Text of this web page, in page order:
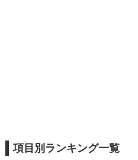
項目別ランキング一覧